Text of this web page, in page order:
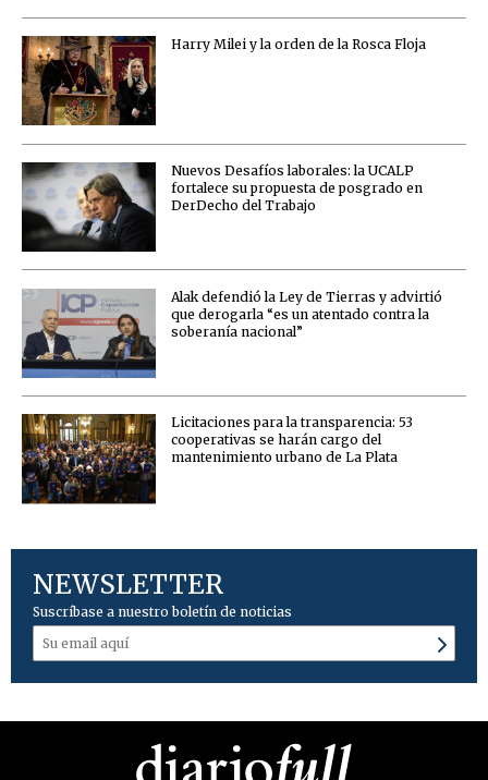
Harry Milei y la orden de la Rosca Floja
Nuevos Desafíos laborales: la UCALP
fortalece su propuesta de posgrado en
DerDecho del Trabajo
Alak defendió la Ley de Tierras y advirtió
que derogarla “es un atentado contra la
soberanía nacional”
Licitaciones para la transparencia: 53
cooperativas se harán cargo del
mantenimiento urbano de La Plata
NEWSLETTER
Suscríbase a nuestro boletín de noticias